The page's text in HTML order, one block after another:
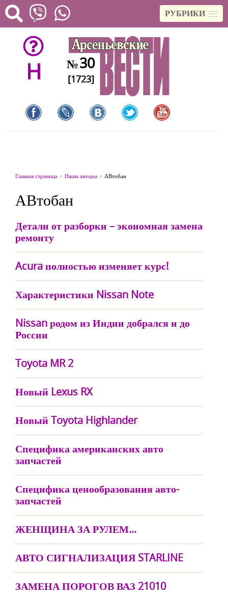
РУБРИКИ
H №30
[1723]
Главная страница Наши авторы АВтобан
АВтобан
Детали от разборки – экономная замена
ремонту
Acura полностью изменяет курс!
Характеристики Nissan Note
Nissan родом из Индии добрался и до
России
Toyota MR 2
Новый Lexus RX
Новый Toyota Highlander
Специфика американских авто
запчастей
Специфика ценообразования авто-
запчастей
ЖЕНЩИНА ЗА РУЛЕМ...
АВТО СИГНАЛИЗАЦИЯ STARLINE
ЗАМЕНА ПОРОГОВ ВАЗ 21010